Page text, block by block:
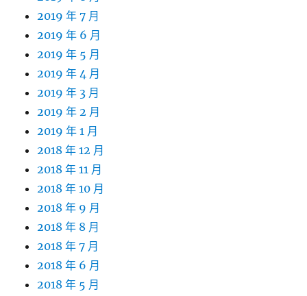
2019 年 7 月
2019 年 6 月
2019 年 5 月
2019 年 4 月
2019 年 3 月
2019 年 2 月
2019 年 1 月
2018 年 12 月
2018 年 11 月
2018 年 10 月
2018 年 9 月
2018 年 8 月
2018 年 7 月
2018 年 6 月
2018 年 5 月